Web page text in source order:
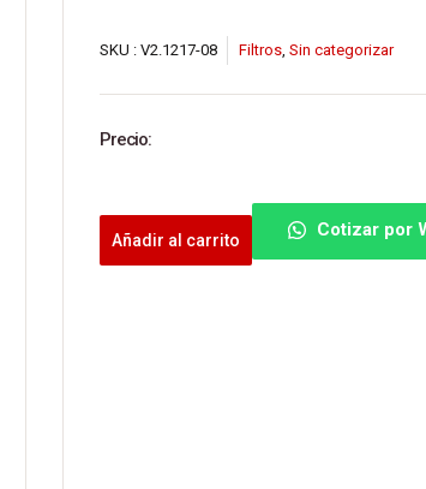
SKU : V2.1217-08 Filtros, Sin categorizar
Precio:
Añadir al carrito Cotizar por